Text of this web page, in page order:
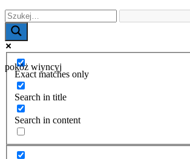
pokŏż wiyncyj
Exact matches only
Search in title
Search in content